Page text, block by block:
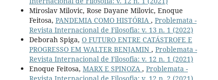
Miroslav Milovic, Rose Dayane Milovic, Enoque
Feitosa, PANDEMIA COMO HISTÓRIA , Problemata -
Revista Internacional de Filosofia: v. 13 n. 1 (2022)
Deborah Spiga, O FUTURO ENTRE CATÁSTROFE E
PROGRESSO EM WALTER BENJAMIN , Problemata -
Revista Internacional de Filosofia: v. 12 n. 1 (2021)
Enoque Feitosa, MARX E SPINOZA , Problemata -